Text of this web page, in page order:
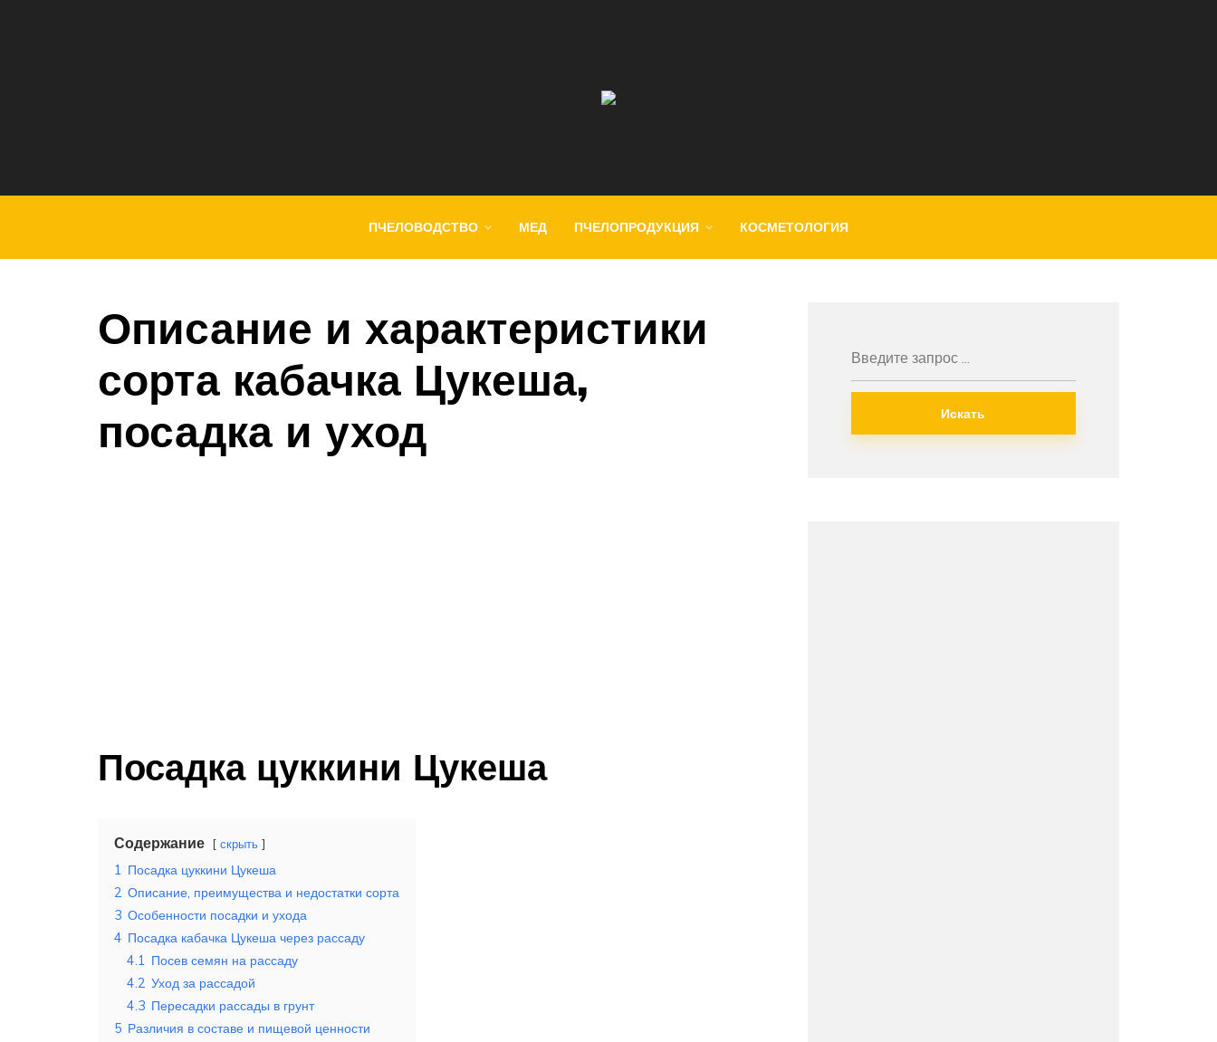
ПЧЕЛОВОДСТВО МЕД ПЧЕЛОПРОДУКЦИЯ КОСМЕТОЛОГИЯ
Описание и характеристики
сорта кабачка Цукеша,
посадка и уход
Посадка цуккини Цукеша
Содержание скрыть
1 Посадка цуккини Цукеша
2 Описание, преимущества и недостатки сорта
3 Особенности посадки и ухода
4 Посадка кабачка Цукеша через рассаду
4.1 Посев семян на рассаду
4.2 Уход за рассадой
4.3 Пересадки рассады в грунт
5 Различия в составе и пищевой ценности
Искать